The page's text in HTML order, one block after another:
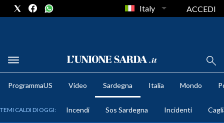
METEO
Italy ACCEDI
ProgrammaUS Video Sardegna Italia Mondo
TEMI CALDI DI OGGI: Incendi Sos Sardegna Incidenti